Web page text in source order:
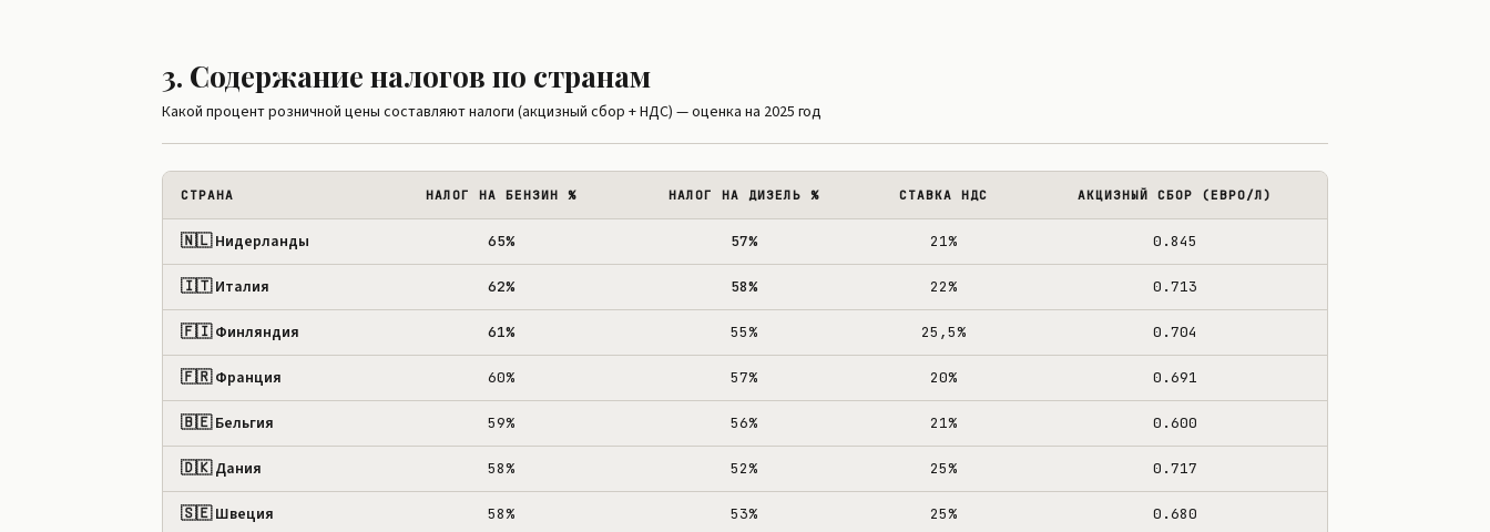
3. Содержание налогов по странам
Какой процент розничной цены составляют налоги (акцизный сбор + НДС) — оценка на 2025 год
СТРАНА НАЛОГ НА БЕНЗИН % НАЛОГ НА ДИЗЕЛЬ % СТАВКА НДС АКЦИЗНЫЙ СБОР (ЕВРО/Л)
🇳🇱 Нидерланды 65% 57% 21% 0.845
🇮🇹 Италия 62% 58% 22% 0.713
🇫🇮 Финляндия 61% 55% 25,5% 0.704
🇫🇷 Франция 60% 57% 20% 0.691
🇧🇪 Бельгия 59% 56% 21% 0.600
🇩🇰 Дания 58% 52% 25% 0.717
🇸🇪 Швеция 58% 53% 25% 0.680